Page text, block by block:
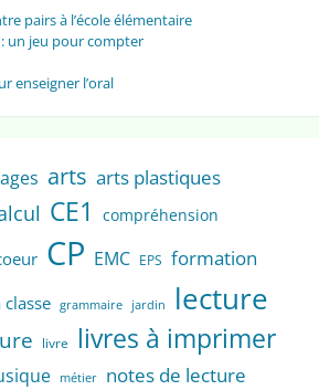
pairs à l’école élémentaire
un jeu pour compter
enseigner l’oral
arts arts plastiques
CE1 compréhension
CP EMC EPS formation
grammaire jardin lecture
livre livres à imprimer
métier notes de lecture